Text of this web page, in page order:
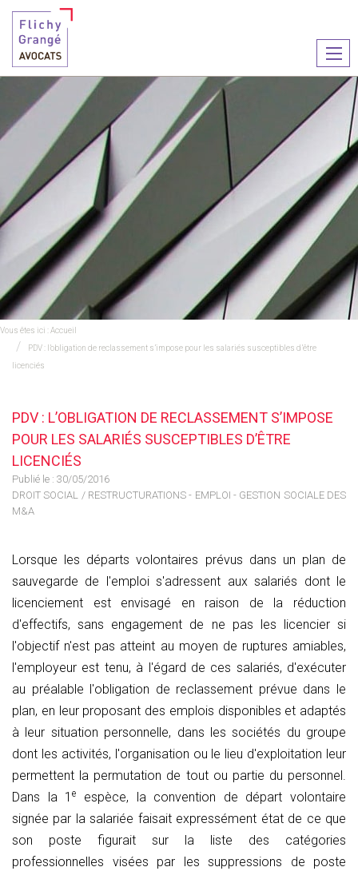
le
Vous êtes ici :Accueil
PDV : l’obligation de reclassement s’impose pour les salariés susceptibles d’être
licenciés
PDV : L’OBLIGATION DE RECLASSEMENT S’IMPOSE
POUR LES SALARIÉS SUSCEPTIBLES D’ÊTRE
LICENCIÉS
Publié le : 30/05/2016
DROIT SOCIAL / RESTRUCTURATIONS - EMPLOI - GESTION SOCIALE DES
M&A
Lorsque les départs volontaires prévus dans un plan de
sauvegarde de l'emploi s'adressent aux salariés dont le
licenciement est envisagé en raison de la réduction
d'effectifs, sans engagement de ne pas les licencier si
l'objectif n'est pas atteint au moyen de ruptures amiables,
l'employeur est tenu, à l'égard de ces salariés, d'exécuter
au préalable l'obligation de reclassement prévue dans le
plan, en leur proposant des emplois disponibles et adaptés
à leur situation personnelle, dans les sociétés du groupe
dont les activités, l'organisation ou le lieu d'exploitation leur
permettent la permutation de tout ou partie du personnel.
Dans la 1e
espèce, la convention de départ volontaire
signée par la salariée faisait expressément état de ce que
son poste figurait sur la liste des catégories
professionnelles visées par les suppressions de poste